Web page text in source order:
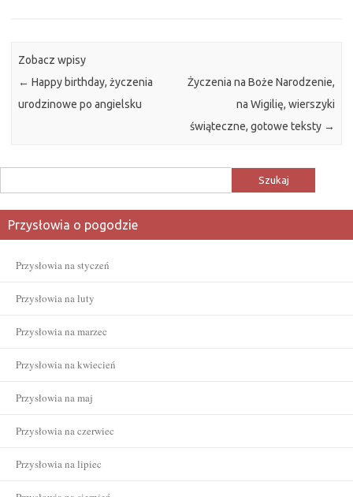
Zobacz wpisy
← Happy birthday, życzenia
urodzinowe po angielsku
Życzenia na Boże Narodzenie,
na Wigilię, wierszyki
świąteczne, gotowe teksty →
Przysłowia o pogodzie
Przysłowia na styczeń
Przysłowia na luty
Przysłowia na marzec
Przysłowia na kwiecień
Przysłowia na maj
Przysłowia na czerwiec
Przysłowia na lipiec